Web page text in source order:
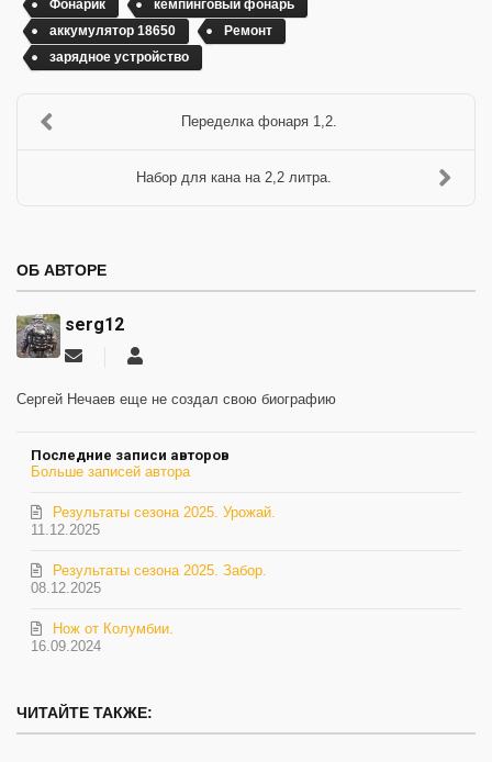
Фонарик
кемпинговый фонарь
аккумулятор 18650
Ремонт
зарядное устройство
Переделка фонаря 1,2.
Набор для кана на 2,2 литра.
ОБ АВТОРЕ
serg12
Подписаться
обновление
Сергей Нечаев еще не создал свою биографию
Последние записи авторов
Больше записей автора
11.12.2025
Результаты сезона 2025. Урожай.
08.12.2025
Результаты сезона 2025. Забор.
16.09.2024
Нож от Колумбии.
ЧИТАЙТЕ ТАКЖЕ: